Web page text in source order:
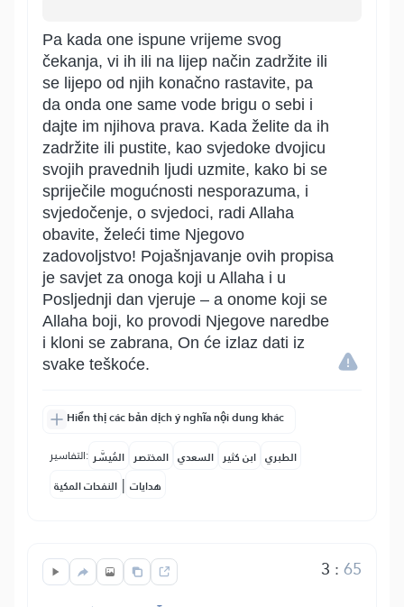
Pa kada one ispune vrijeme svog
čekanja, vi ih ili na lijep način zadržite ili
se lijepo od njih konačno rastavite, pa
da onda one same vode brigu o sebi i
dajte im njihova prava. Kada želite da ih
zadržite ili pustite, kao svjedoke dvojicu
svojih pravednih ljudi uzmite, kako bi se
spriječile mogućnosti nesporazuma, i
svjedočenje, o svjedoci, radi Allaha
obavite, želeći time Njegovo
zadovoljstvo! Pojašnjavanje ovih propisa
je savjet za onoga koji u Allaha i u
Posljednji dan vjeruje – a onome koji se
Allaha boji, ko provodi Njegove naredbe
i kloni se zabrana, On će izlaz dati iz
svake teškoće.
Hiển thị các bản dịch ý nghĩa nội dung khác
التفاسير: المُيسَّر المختصر السعدي ابن كثير الطبري
النفحات المكية | هدايات
3 :65